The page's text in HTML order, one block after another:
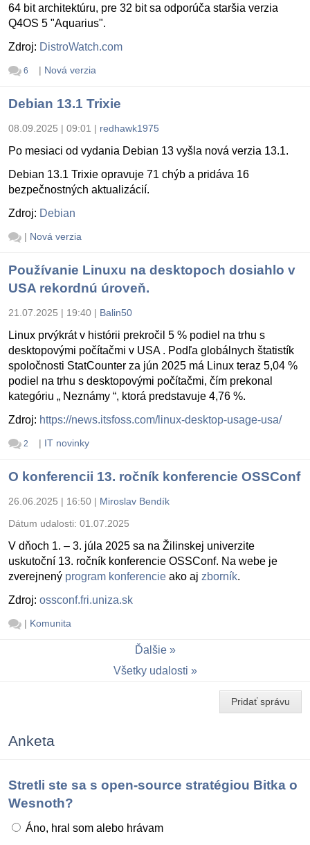
64 bit architektúru, pre 32 bit sa odporúča staršia verzia
Q4OS 5 "Aquarius".
Zdroj: DistroWatch.com
6 | Nová verzia
Debian 13.1 Trixie
08.09.2025 | 09:01 | redhawk1975
Po mesiaci od vydania Debian 13 vyšla nová verzia 13.1.
Debian 13.1 Trixie opravuje 71 chýb a pridáva 16
bezpečnostných aktualizácií.
Zdroj: Debian
| Nová verzia
Používanie Linuxu na desktopoch dosiahlo v
USA rekordnú úroveň.
21.07.2025 | 19:40 | Balin50
Linux prvýkrát v histórii prekročil 5 % podiel na trhu s
desktopovými počítačmi v USA . Podľa globálnych štatistík
spoločnosti StatCounter za jún 2025 má Linux teraz 5,04 %
podiel na trhu s desktopovými počítačmi, čím prekonal
kategóriu „ Neznámy “, ktorá predstavuje 4,76 %.
Zdroj: https://news.itsfoss.com/linux-desktop-usage-usa/
2 | IT novinky
O konferencii 13. ročník konferencie OSSConf
26.06.2025 | 16:50 | Miroslav Bendík
Dátum udalosti: 01.07.2025
V dňoch 1. – 3. júla 2025 sa na Žilinskej univerzite
uskutoční 13. ročník konferencie OSSConf. Na webe je
zverejnený program konferencie ako aj zborník.
Zdroj: ossconf.fri.uniza.sk
| Komunita
Ďalšie
Všetky udalosti
Pridať správu
Anketa
Stretli ste sa s open-source stratégiou Bitka o
Wesnoth?
Áno, hral som alebo hrávam